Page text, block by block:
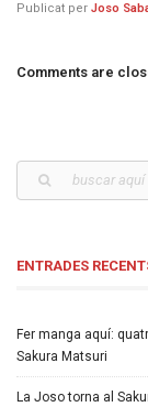
Publicat per Joso
Comments are
ENTRADES
Fer manga aquí:
Sakura Matsuri
La Joso torna al